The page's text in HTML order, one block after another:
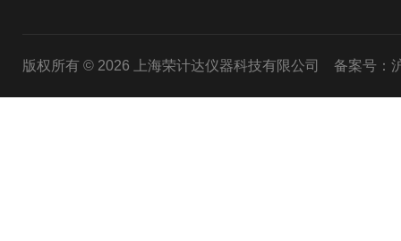
版权所有 © 2026 上海荣计达仪器科技有限公司 备案号：